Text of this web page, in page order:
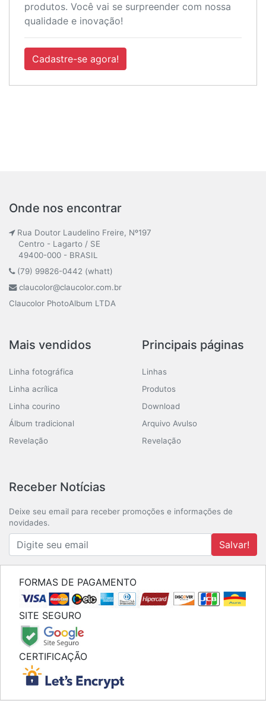
produtos. Você vai se surpreender com nossa
qualidade e inovação!
Cadastre-se agora!
Onde nos encontrar
Rua Doutor Laudelino Freire, Nº197
Centro - Lagarto / SE
49400-000 - BRASIL
(79) 99826-0442 (whatt)
claucolor@claucolor.com.br
Claucolor PhotoAlbum LTDA
Mais vendidos
Linha fotográfica
Linha acrílica
Linha courino
Álbum tradicional
Revelação
Principais páginas
Linhas
Produtos
Download
Arquivo Avulso
Revelação
Receber Notícias
Deixe seu email para receber promoções e informações de
novidades.
Salvar!
FORMAS DE PAGAMENTO
SITE SEGURO
CERTIFICAÇÃO